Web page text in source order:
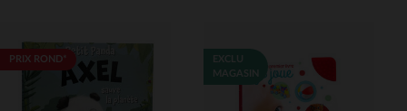
PRIX ROND*
EXCLU
MAGASIN